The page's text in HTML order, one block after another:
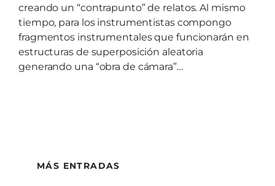
creando un “contrapunto” de relatos. Al mismo
tiempo, para los instrumentistas compongo
fragmentos instrumentales que funcionarán en
estructuras de superposición aleatoria
generando una “obra de cámara”…
MÁS ENTRADAS